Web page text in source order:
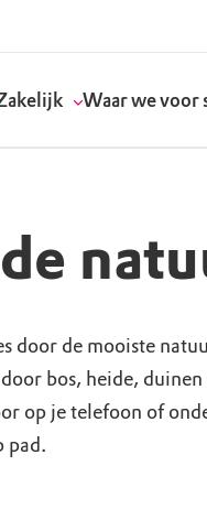
vrijwilliger
bij
een bedrijfsdonatie
in de natuur
partners & supporters
Waar we voor
visie
thema's
doen
door de mooiste
bos, heide,
op je telefoon of
pad.